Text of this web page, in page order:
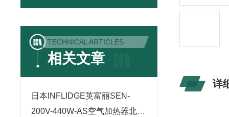
TECHNICAL ARTICLES
相关文章
日本INFLIDGE英富丽SEN-
200V-440W-AS空气加热器北崎
详